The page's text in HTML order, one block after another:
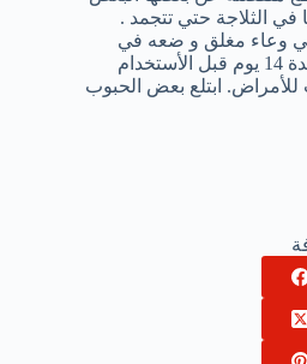
الثلاجة حتي تتجمد .
وعاء مغلق و ضعه في
الثلاجة، خزن الحبوب لمدة 14 يوم قبل الأستخدام
ابتلع بعض الحبوب